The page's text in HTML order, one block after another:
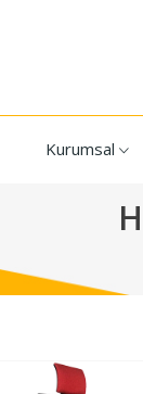
Kurumsal